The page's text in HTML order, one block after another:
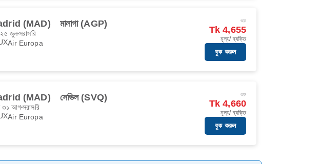
(MAD) মালাগা (AGP)
২৫ জুলসরাসরি
Air Europa
শুরু
Tk 4,655
মূল্য/ ব্যক্তি
বুক করুন
(MAD) সেভিল (SVQ)
৩১ আগসরাসরি
Air Europa
শুরু
Tk 4,660
মূল্য/ ব্যক্তি
বুক করুন